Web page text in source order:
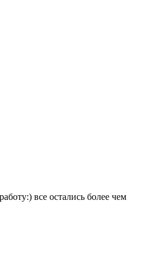
все остались более чем